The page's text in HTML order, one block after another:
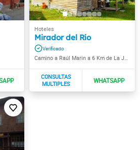
Mirador del Río
Camino a Raúl Marin a 6 Km de La Junta